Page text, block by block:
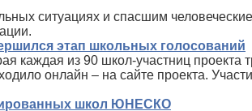
ситуациях и спасшим
этап школьных голосований
каждая из 90 школ-участниц проекта
онлайн – на сайте проекта.
школ ЮНЕСКО